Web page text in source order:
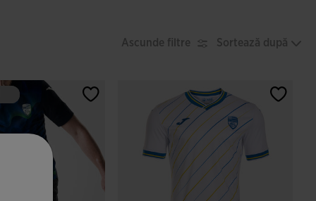
Ascunde filtre Sortează după